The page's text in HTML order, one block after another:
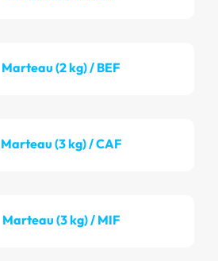
Marteau (2 kg) / BEF
Marteau (3 kg) / CAF
Marteau (3 kg) / MIF